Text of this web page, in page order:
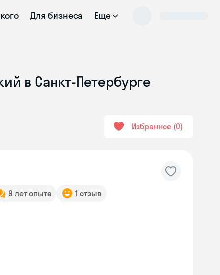
Для бизнеса Еще
в Санкт-Петербурге
Избранное 0
9 лет опыта 1 отзыв